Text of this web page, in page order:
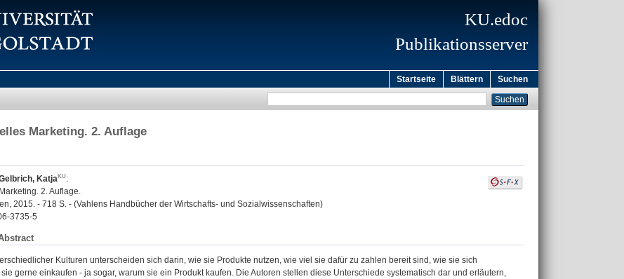
KU.edoc
Publikationsserver
Startseite Blättern Suchen
Marketing. 2. Auflage
Katja
:
2. Auflage.
2015. - 718 S. - (Vahlens Handbücher der Wirtschafts- und Sozialwissenschaften)
3735-5
Kulturen unterscheiden sich darin, wie sie Produkte nutzen, wie viel sie dafür zu zahlen bereit sind, wie sie sich
gerne einkaufen - ja sogar, warum sie ein Produkt kaufen. Die Autoren stellen diese Unterschiede systematisch dar und erläutern,